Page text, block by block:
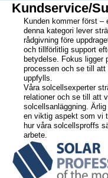
Om oss
Priser
Vaara märken
Tjänster
Systemräknare
Kundservice/
Kunden kommer först
denna kategori lever
rådgivning före
och tillförlitlig support
betydelse. Fokus ligger
processen och se till att
uppfylls.
Våra solcellsexperter
relationer och se till att
solcellsanläggning.
en viktig aspekt som vi
hur våra solcellsproffs
arbete.